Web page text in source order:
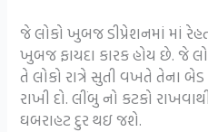
જે લોકો ખુબજ ડીપ્રેશનમાં માં
ખુબજ ફાયદા કારક હોય છે. જે
તે લોકો રાત્રે સુતી વખતે તેના
રાખી દો. લીંબુ નો કટકો
ઘબરાહટ દુર થઇ જશે.